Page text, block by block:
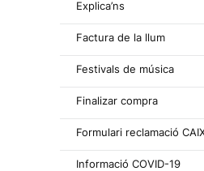
Explica’ns
Factura de la llum
Festivals de música
Finalizar compra
Formulari reclamació
Informació COVID-19